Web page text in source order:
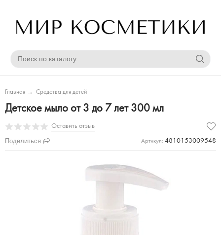
Главная → Средства для детей
Детское мыло от 3 до 7 лет 300 мл
Оставить отзыв
Поделиться Артикул: 4810153009548